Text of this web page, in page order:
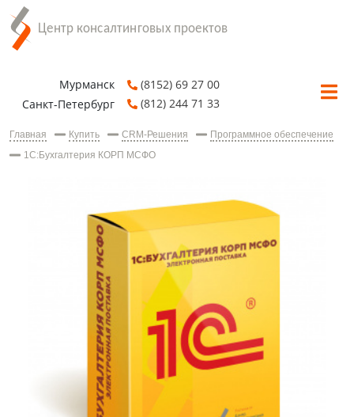
Мурманск
Санкт-Петербург
(8152) 69 27 00
(812) 244 71 33
Главная Купить CRM-Решения
Программное обеспечение
1С:Бухгалтерия КОРП МСФО